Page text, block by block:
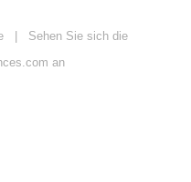
| Sehen Sie sich die
an